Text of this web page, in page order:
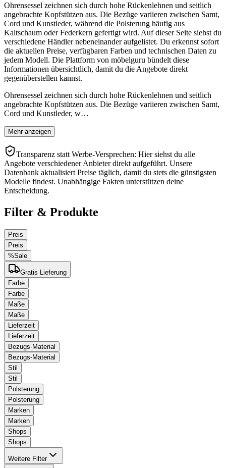
Ohrensessel zeichnen sich durch hohe Rückenlehnen und seitlich
angebrachte Kopfstützen aus. Die Bezüge variieren zwischen Samt,
Cord und Kunstleder, während die Polsterung häufig aus
Kaltschaum oder Federkern gefertigt wird. Auf dieser Seite siehst du
verschiedene Händler nebeneinander aufgelistet. Du erkennst sofort
die aktuellen Preise, verfügbaren Farben und technischen Daten zu
jedem Modell. Die Plattform von möbelguru bündelt diese
Informationen übersichtlich, damit du die Angebote direkt
gegenüberstellen kannst.
Ohrensessel zeichnen sich durch hohe Rückenlehnen und seitlich
angebrachte Kopfstützen aus. Die Bezüge variieren zwischen Samt,
Cord und Kunstleder, w…
Mehr anzeigen
Transparenz statt Werbe-Versprechen: Hier siehst du alle
Angebote verschiedener Anbieter direkt aufgeführt. Unsere
Datenbank aktualisiert Preise täglich, damit du stets die günstigsten
Modelle findest. Unabhängige Fakten unterstützen deine
Entscheidung.
Filter & Produkte
Preis
Preis
%Sale
Gratis Lieferung
Farbe
Farbe
Maße
Maße
Lieferzeit
Lieferzeit
Bezugs-Material
Bezugs-Material
Stil
Stil
Polsterung
Polsterung
Marken
Marken
Shops
Shops
Weitere Filter